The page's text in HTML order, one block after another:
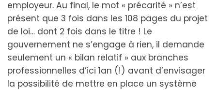
employeur. Au final, le mot « précarité » n’est
présent que 3 fois dans les 108 pages du projet
de loi… dont 2 fois dans le titre ! Le
gouvernement ne s’engage à rien, il demande
seulement un « bilan relatif » aux branches
professionnelles d’ici 1an (!) avant d’envisager
la possibilité de mettre en place un système